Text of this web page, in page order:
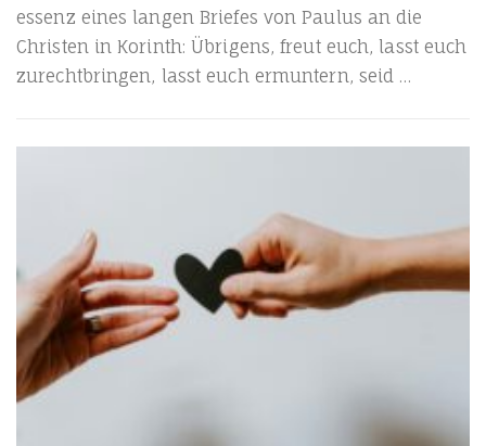
essenz eines lan­gen Brie­fes von Pau­lus an die
Chris­ten in Korinth: Übri­gens, freut euch, lasst euch
zurecht­brin­gen, lasst euch ermun­tern, seid …